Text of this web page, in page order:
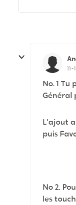
11-
No. 1
Général
L'ajout
puis
No 2.
les